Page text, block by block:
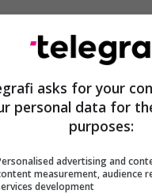
E Kosovës Në Hendboll
asks for your
personal data for
purposes:
advertising and
measurement, audience
development